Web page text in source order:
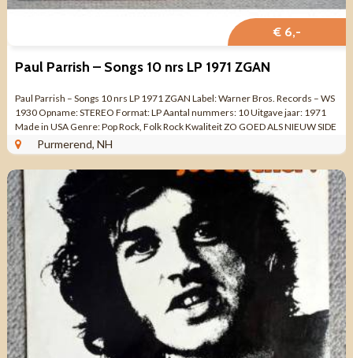
€ 6,-
Paul Parrish – Songs 10 nrs LP 1971 ZGAN
Paul Parrish – Songs 10 nrs LP 1971 ZGAN Label: Warner Bros. Records – WS
1930 Opname: STEREO Format: LP Aantal nummers: 10 Uitgave jaar: 1971
Made in USA Genre: Pop Rock, Folk Rock Kwaliteit ZO GOED ALS NIEUW SIDE
...
Purmerend, NH